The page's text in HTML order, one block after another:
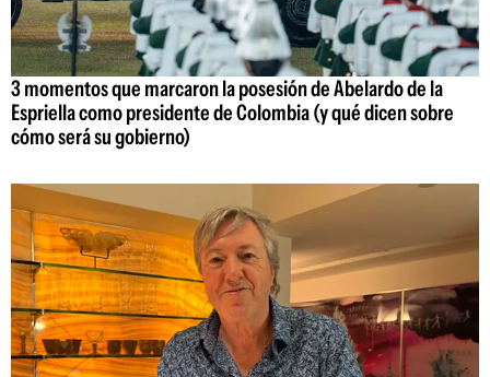
3 momentos que marcaron la posesión de Abelardo de la
Espriella como presidente de Colombia (y qué dicen sobre
cómo será su gobierno)